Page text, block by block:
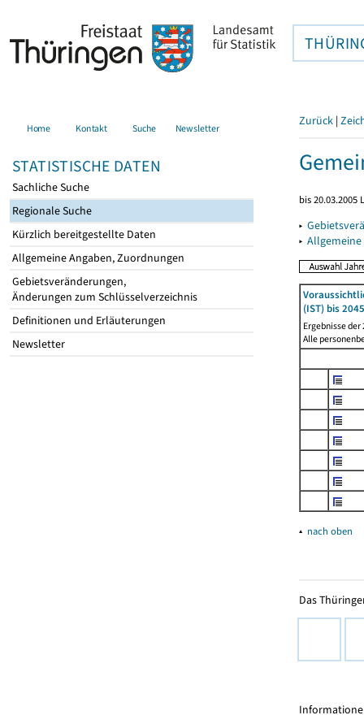
Home Kontakt Suche Newsletter
STATISTISCHE DATEN
Sachliche Suche
Regionale Suche
Kürzlich bereitgestellte Daten
Allgemeine Angaben, Zuordnungen
Gebietsveränderungen,
Änderungen zum Schlüsselverzeichnis
Definitionen und Erläuterungen
Newsletter
Zurück |
bis
▸
▸
(IST) bis
Ergebnisse
Alle
▴ nach oben
Das